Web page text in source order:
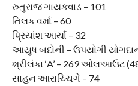
રુતુરાજ ગાયકવાડ – 101
તિલક વર્મા – 60
પ્રિયાંશ આર્યા – 32
આયુષ બદોની – ઉપયોગી
શ્રીલંકા ‘A’ – 269 ઓલઆઉટ
સાહન આરાચ્ચિગે – 74